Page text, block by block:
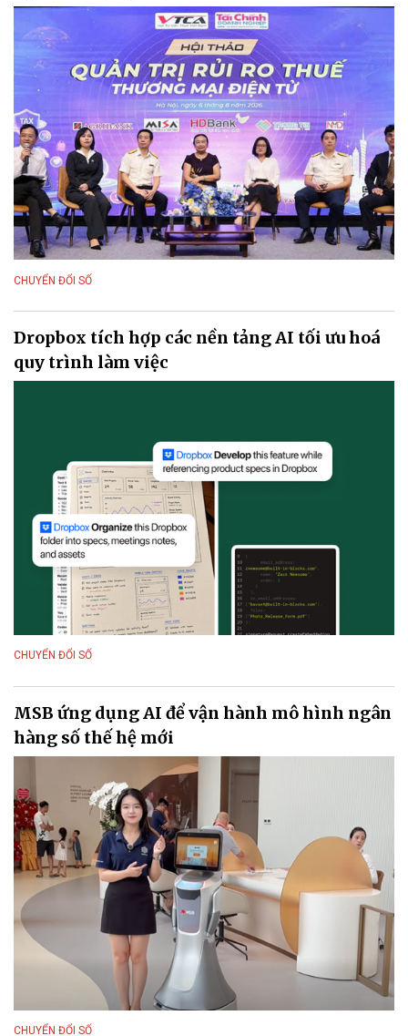
CHUYỂN ĐỔI SỐ
Dropbox tích hợp các nền tảng AI tối ưu hoá
quy trình làm việc
CHUYỂN ĐỔI SỐ
MSB ứng dụng AI để vận hành mô hình ngân
hàng số thế hệ mới
CHUYỂN ĐỔI SỐ